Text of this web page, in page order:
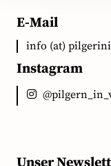
E-Mail
info (at)
Instagram